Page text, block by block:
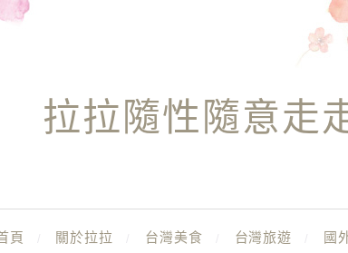
拉拉隨性隨意走
頁 關於拉拉 台灣美食 台灣旅遊 國